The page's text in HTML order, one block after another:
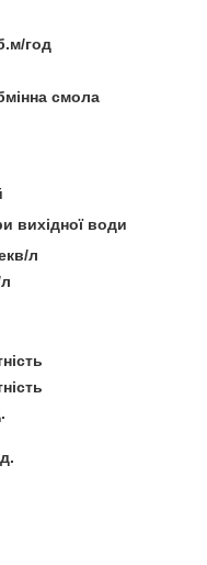
год
смола
вихідної води
л